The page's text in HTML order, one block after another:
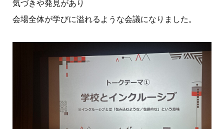
気づきや発見があり
会場全体が学びに溢れるような会議になりました。